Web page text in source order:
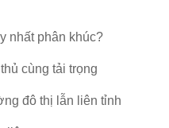
nhất phân khúc?
cùng tải trọng
đô thị lẫn liên tỉnh